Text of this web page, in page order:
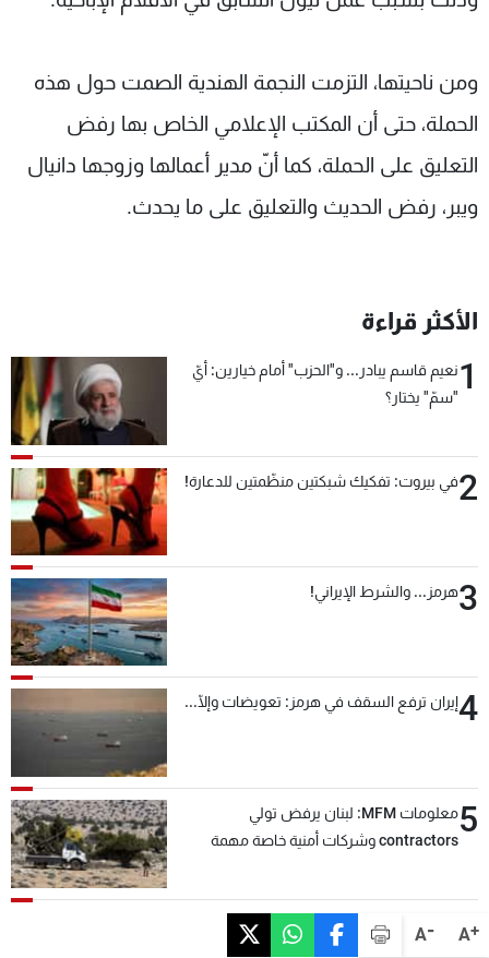
A+
A-
ومن ناحيتها، التزمت النجمة الهندية الصمت حول هذه
الحملة، حتى أن المكتب الإعلامي الخاص بها رفض
التعليق على الحملة، كما أنّ مدير أعمالها وزوجها دانيال
ويبر، رفض الحديث والتعليق على ما يحدث.
الأكثر قراءة
1نعيم قاسم يبادر... و"الحزب" أمام خيارين: أيّ
"سمّ" يختار؟
2في بيروت: تفكيك شبكتين منظّمتين للدعارة!
3هرمز... والشرط الإيراني!
4إيران ترفع السقف في هرمز: تعويضات وإلّا...
5
معلومات MFM: لبنان يرفض تولي
contractors وشركات أمنية خاصة مهمة